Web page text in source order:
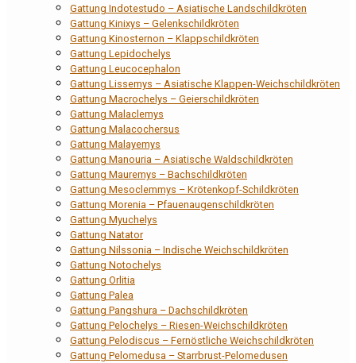
Gattung Indotestudo – Asiatische Landschildkröten
Gattung Kinixys – Gelenkschildkröten
Gattung Kinosternon – Klappschildkröten
Gattung Lepidochelys
Gattung Leucocephalon
Gattung Lissemys – Asiatische Klappen-Weichschildkröten
Gattung Macrochelys – Geierschildkröten
Gattung Malaclemys
Gattung Malacochersus
Gattung Malayemys
Gattung Manouria – Asiatische Waldschildkröten
Gattung Mauremys – Bachschildkröten
Gattung Mesoclemmys – Krötenkopf-Schildkröten
Gattung Morenia – Pfauenaugenschildkröten
Gattung Myuchelys
Gattung Natator
Gattung Nilssonia – Indische Weichschildkröten
Gattung Notochelys
Gattung Orlitia
Gattung Palea
Gattung Pangshura – Dachschildkröten
Gattung Pelochelys – Riesen-Weichschildkröten
Gattung Pelodiscus – Fernöstliche Weichschildkröten
Gattung Pelomedusa – Starrbrust-Pelomedusen